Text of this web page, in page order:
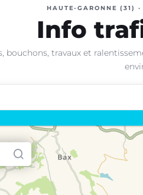
HAUTE-GARONNE (31)
Info
bouchons, travaux et